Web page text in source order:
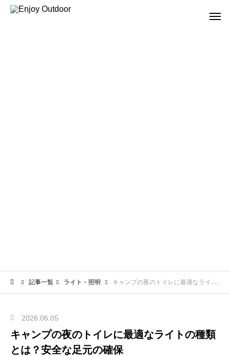
記事一覧 ライト・照明 キャンプの夜のトイレに最適なライトの種類とは？安全な足元の確保
2026.06.05
キャンプの夜のトイレに最適なライトの種類
とは？安全な足元の確保